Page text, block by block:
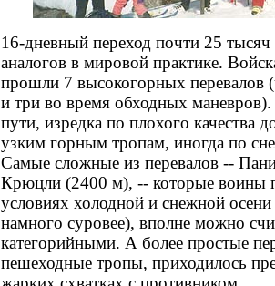
16-дневный переход почти 25 тысяч
аналогов в мировой практике.
прошли 7 высокогорных перевалов
и три во время обходных
пути, изредка по плохого качества
узким горным тропам, иногда по
Самые сложные из перевалов --
Крюцли (2400 м), -- которые воины
условиях холодной и снежной
намного суровее), вполне можно
категорийными. А более простые
пешеходные тропы, приходилось